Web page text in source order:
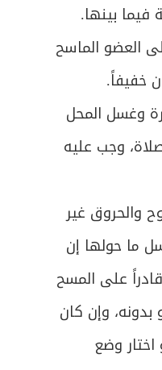
بينها.
العضو الماسح
خفيفاً.
وغسل المحل
وجب عليه
والحروق غير
ما حولها إن
على المسح
وإن كان
وضع
للزكاة
المستحقين
المستحقين
الزكاة